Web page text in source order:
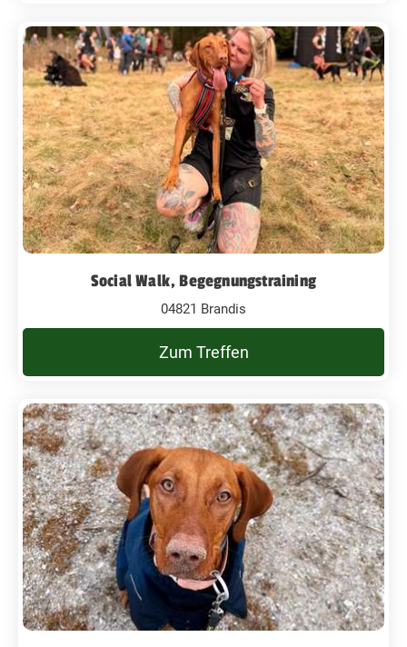
Social Walk, Begegnungstraining
04821 Brandis
Zum Treffen